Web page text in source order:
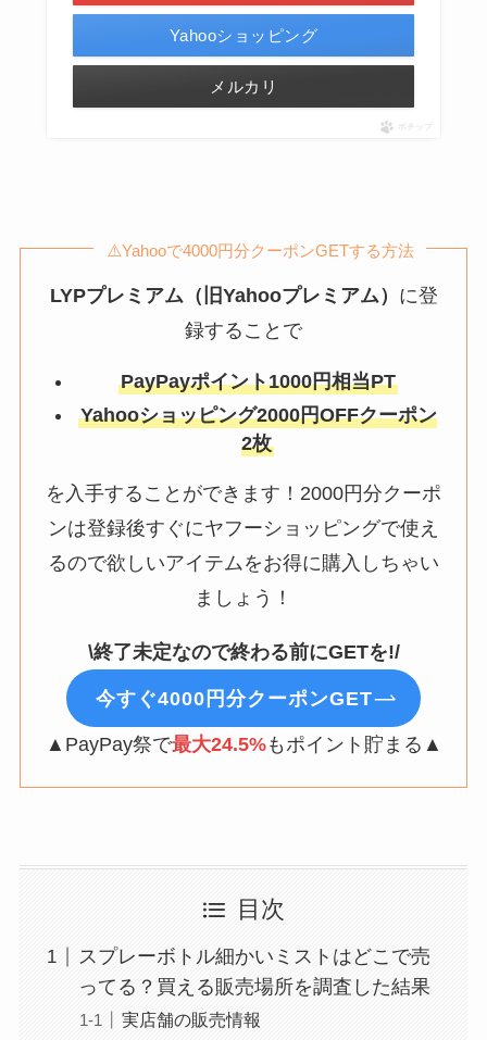
Yahooショッピング
メルカリ
ポチップ
⚠️Yahooで4000円分クーポンGETする方法
LYPプレミアム（旧Yahooプレミアム） に登
録することで
PayPayポイント1000円相当PT
Yahooショッピング2000円OFFクーポン
2枚
を入手することができます！2000円分クーポ
ンは登録後すぐにヤフーショッピングで使え
るので欲しいアイテムをお得に購入しちゃい
ましょう！
\終了未定なので終わる前にGETを!/
今すぐ4000円分クーポンGET
▲PayPay祭で最大24.5%もポイント貯まる▲
目次
スプレーボトル細かいミストはどこで売
ってる？買える販売場所を調査した結果
実店舗の販売情報